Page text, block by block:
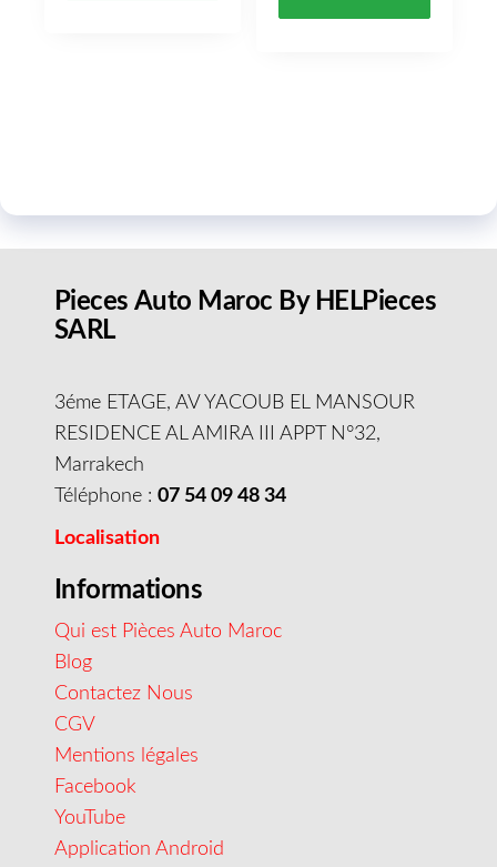
Pieces Auto Maroc By HELPieces
SARL
3éme ETAGE, AV YACOUB EL MANSOUR
RESIDENCE AL AMIRA III APPT N°32,
Marrakech
Téléphone : 07 54 09 48 34
Localisation
Informations
Qui est Pièces Auto Maroc
Blog
Contactez Nous
CGV
Mentions légales
Facebook
YouTube
Application Android